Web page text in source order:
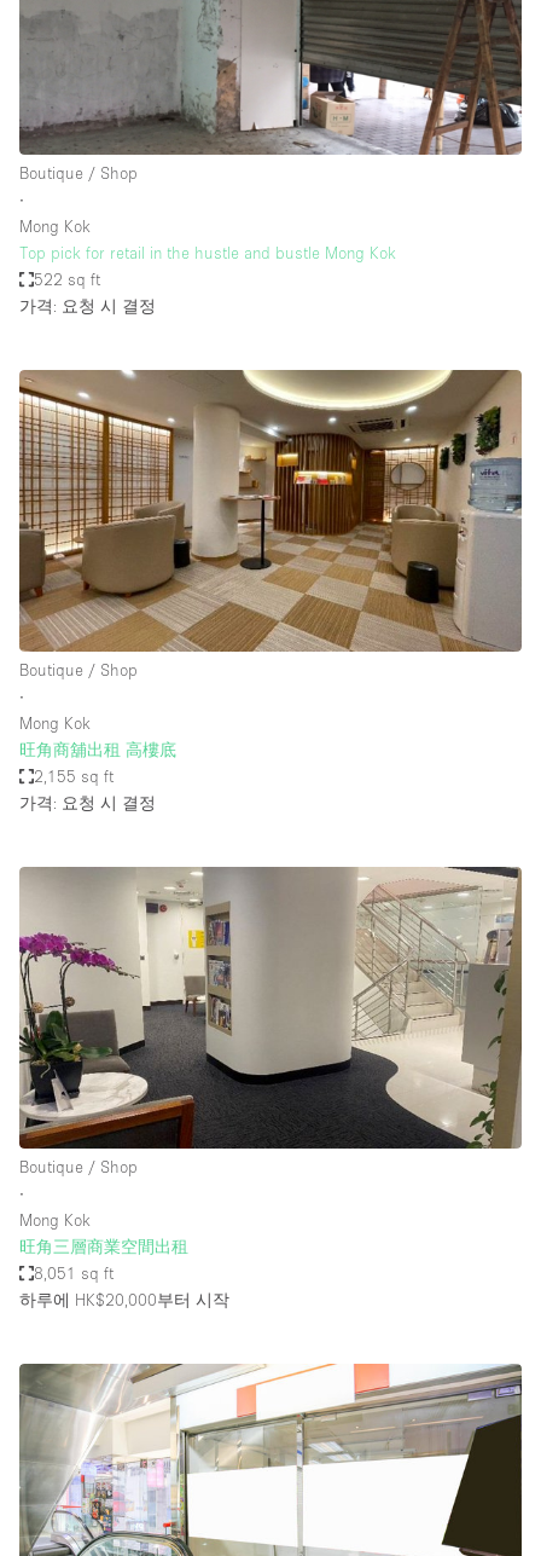
Boutique / Shop
∙
Mong Kok
Top pick for retail in the hustle and bustle Mong Kok
522 sq ft
가격: 요청 시 결정
Boutique / Shop
∙
Mong Kok
旺角商舖出租 高樓底
2,155 sq ft
가격: 요청 시 결정
Boutique / Shop
∙
Mong Kok
旺角三層商業空間出租
8,051 sq ft
하루에 HK$20,000부터 시작